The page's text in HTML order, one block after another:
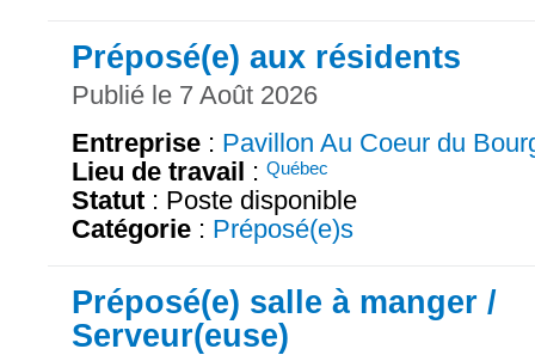
Préposé(e) aux résidents
Publié le 7 Août 2026
Entreprise : Pavillon Au Coeur du
Lieu de travail : Québec
Statut : Poste disponible
Catégorie : Préposé(e)s
Préposé(e) salle à manger /
Serveur(euse)